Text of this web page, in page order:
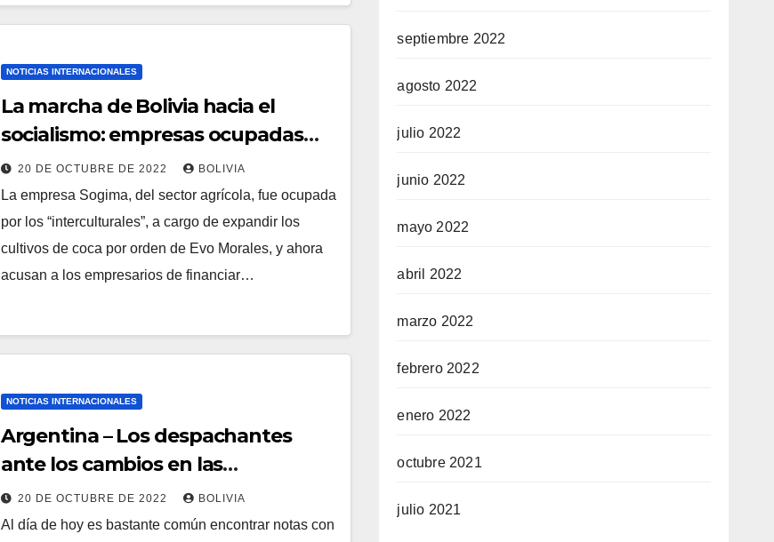
NOTICIAS INTERNACIONALES
La marcha de Bolivia hacia el
socialismo: empresas ocupadas
con la aprobación del gobierno
20 DE OCTUBRE DE 2022 BOLIVIA
La empresa Sogima, del sector agrícola, fue ocupada
por los “interculturales”, a cargo de expandir los
cultivos de coca por orden de Evo Morales, y ahora
acusan a los empresarios de financiar…
NOTICIAS INTERNACIONALES
Argentina – Los despachantes
ante los cambios en las
importaciones
20 DE OCTUBRE DE 2022 BOLIVIA
Al día de hoy es bastante común encontrar notas con
septiembre 2022
agosto 2022
julio 2022
junio 2022
mayo 2022
abril 2022
marzo 2022
febrero 2022
enero 2022
octubre 2021
julio 2021